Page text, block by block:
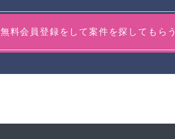
無料会員登録をして案件を探してもらう